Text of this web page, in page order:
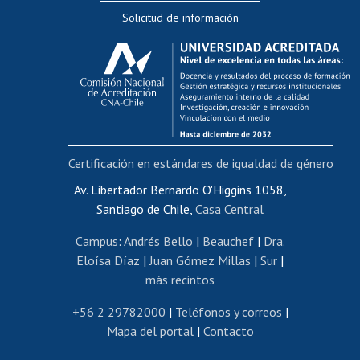
Evaluación docente
Calificación académica
Postulación al AUCAI
Funcionarias/os
Cursos internos de capacitación
Bienestar del personal
Portal de movilidad interna
Certificado de renta
Certificado de renta honorarios
Editar páginas blancas
Extranjeras/os
Revalidación y reconocimiento de títulos
Postulación al Programa de Movilidad Estudiantil
Solicitud de información
Av. Libertador Bernardo O'Higgins 1058,
Santiago de Chile, Casa Central
Campus: Andrés Bello | Beauchef| Dra.
Eloísa Díaz |Juan Gómez Millas | Sur |
más recintos
+56 2 29782000 | Teléfonos y correos |
Mapa del portal| Contacto
Certificación en estándares de igualdad de género